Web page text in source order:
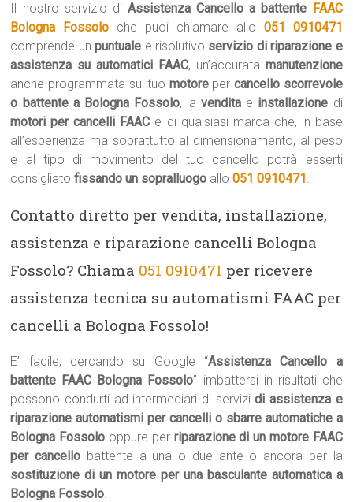
Il nostro servizio di Assistenza Cancello a battente FAAC
Bologna Fossolo che puoi chiamare allo 051 0910471
comprende unpuntuale e risolutivo servizio di riparazione e
assistenza su automatici FAAC, un’accurata manutenzione
anche programmata sul tuo motoreper cancello scorrevole
o battente a Bologna Fossolo, lavendita e installazione di
motori per cancelli FAAC e di qualsiasi marca che, in base
all’esperienza ma soprattutto al dimensionamento, al peso
e al tipo di movimento del tuo cancello potrà esserti
consigliatofissando un sopralluogo allo051 0910471.
Contatto diretto per vendita, installazione,
assistenza e riparazione cancelli Bologna
Fossolo? Chiama 051 0910471 per ricevere
assistenza tecnica su automatismi FAAC per
cancelli a Bologna Fossolo!
E’ facile, cercando su Google “Assistenza Cancello a
battente FAAC Bologna Fossolo” imbattersi in risultati che
possono condurti ad intermediari di servizidi assistenza e
riparazione automatismi per cancelli o sbarre automatiche a
Bologna Fossolo oppure per riparazione di un motore FAAC
per cancello battente a una o due ante o ancora per la
sostituzione di un motore per una basculante automatica a
Bologna Fossolo.